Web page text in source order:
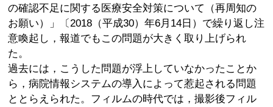
の確認不足に関する医療安全対策について（再周知の
お願い）」〔2018（平成30）年6月14日）で繰り返し注
意喚起し，報道でもこの問題が大きく取り上げられ
た。
過去には，こうした問題が浮上していなかったことか
ら，病院情報システムの導入によって惹起される問題
ととらえられた。フィルムの時代では，撮影後フィル